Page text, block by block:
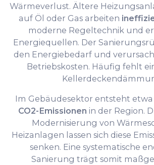
Wärmeverlust. Ältere
auf Öl oder Gas arbeiten
moderne Regeltechnik und
Energiequellen. Der
den Energiebedarf und
Betriebskosten. Häufig fehlt
Im Gebäudesektor entsteht
CO2-Emissionen in der Region.
Modernisierung von
Heizanlagen lassen sich diese
senken. Eine systematische
Sanierung trägt somit